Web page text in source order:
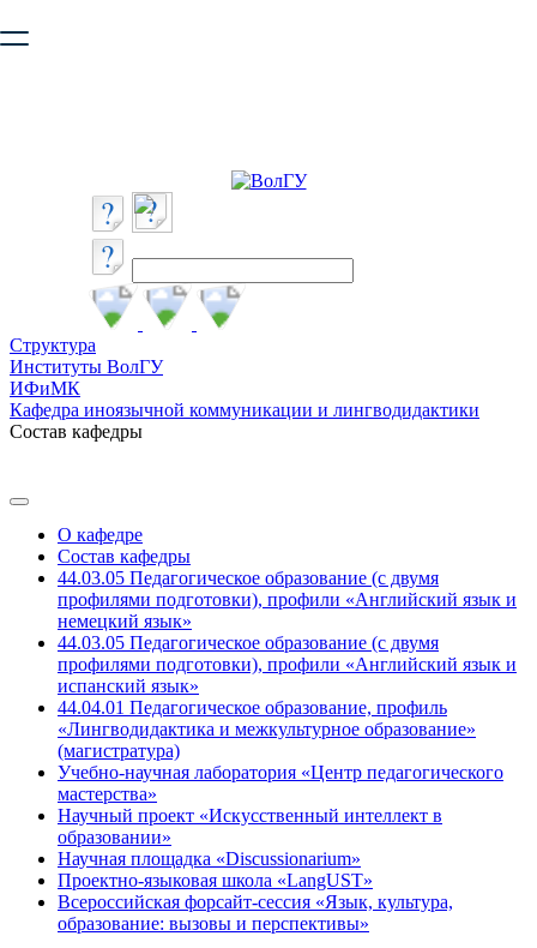
безопасную работу с сайтом. Пожалуйста
Структура
Институты ВолГУ
ИФиМК
Кафедра иноязычной коммуникации и лингводидактики
Состав кафедры
О кафедре
Состав кафедры
44.03.05 Педагогическое образование (с двумя
профилями подготовки), профили «Английский язык и
немецкий язык»
44.03.05 Педагогическое образование (с двумя
профилями подготовки), профили «Английский язык и
испанский язык»
44.04.01 Педагогическое образование, профиль
«Лингводидактика и межкультурное образование»
(магистратура)
Учебно-научная лаборатория «Центр педагогического
мастерства»
Научный проект «Искусственный интеллект в
образовании»
Научная площадка «Discussionarium»
Проектно-языковая школа «LangUST»
Всероссийская форсайт-сессия «Язык, культура,
образование: вызовы и перспективы»